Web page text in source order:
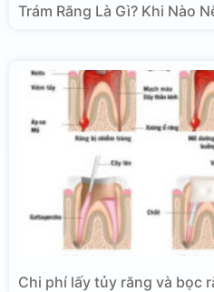
Trám Răng Là Gì? Khi Nào
Chi phí lấy tủy răng và bọc